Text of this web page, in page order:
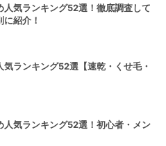
人気ランキング52選！徹底調査して
紹介！
気ランキング52選【速乾・くせ毛・
人気ランキング52選！初心者・メン